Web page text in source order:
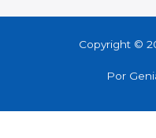
Copyright ©
Por